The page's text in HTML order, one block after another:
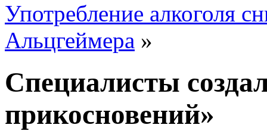
Употребление алкоголя
Альцгеймера »
Специалисты
прикосновений»